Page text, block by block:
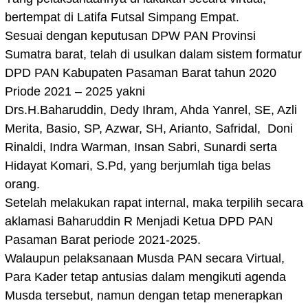
bertempat di Latifa Futsal Simpang Empat.
Sesuai dengan keputusan DPW PAN Provinsi
Sumatra barat, telah di usulkan dalam sistem formatur
DPD PAN Kabupaten Pasaman Barat tahun 2020
Priode 2021 – 2025 yakni
Drs.H.Baharuddin, Dedy Ihram, Ahda Yanrel, SE, Azli
Merita, Basio, SP, Azwar, SH, Arianto, Safridal, Doni
Rinaldi, Indra Warman, Insan Sabri, Sunardi serta
Hidayat Komari, S.Pd, yang berjumlah tiga belas
orang.
Setelah melakukan rapat internal, maka terpilih secara
aklamasi Baharuddin R Menjadi Ketua DPD PAN
Pasaman Barat periode 2021-2025.
Walaupun pelaksanaan Musda PAN secara Virtual,
Para Kader tetap antusias dalam mengikuti agenda
Musda tersebut, namun dengan tetap menerapkan